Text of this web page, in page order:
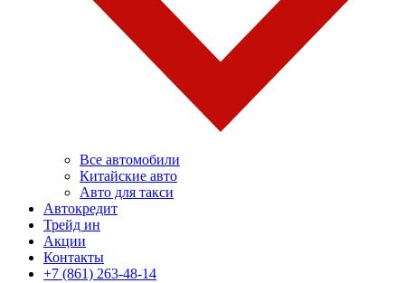
Все автомобили
Китайские авто
Авто для такси
Автокредит
Трейд ин
Акции
Контакты
+7 (861) 263-48-14